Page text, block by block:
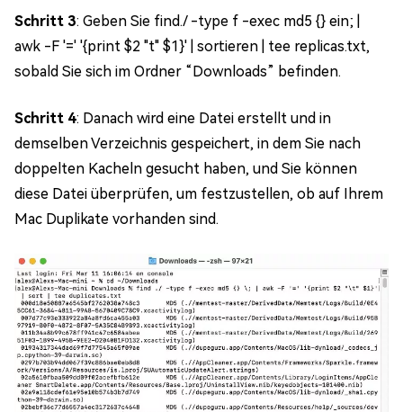
Schritt 3: Geben Sie find./ -type f -exec md5 {} ein; |
awk -F '=' '{print $2 "t" $1}' | sortieren | tee replicas.txt,
sobald Sie sich im Ordner “Downloads” befinden.
Schritt 4: Danach wird eine Datei erstellt und in
demselben Verzeichnis gespeichert, in dem Sie nach
doppelten Kacheln gesucht haben, und Sie können
diese Datei überprüfen, um festzustellen, ob auf Ihrem
Mac Duplikate vorhanden sind.